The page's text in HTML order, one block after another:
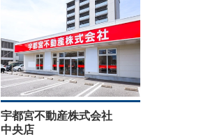
宇都宮不動産株式会社
中央店